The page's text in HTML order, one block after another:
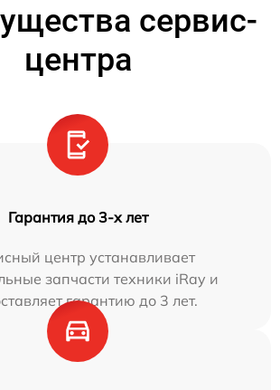
сервис-
центра
Гарантия до 3-х лет
центр устанавливает
запчасти техники iRay и
гарантию до 3 лет.